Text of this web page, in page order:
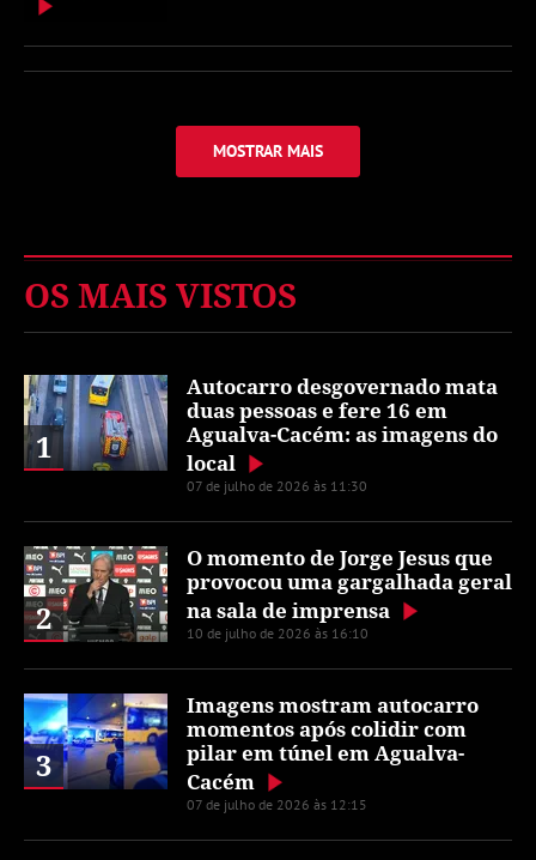
MOSTRAR MAIS
OS MAIS VISTOS
1
Autocarro desgovernado mata
duas pessoas e fere 16 em
Agualva-Cacém: as imagens do
local
07 de julho de 2026 às 11:30
2
O momento de Jorge Jesus que
provocou uma gargalhada geral
na sala de imprensa
10 de julho de 2026 às 16:10
3
Imagens mostram autocarro
momentos após colidir com
pilar em túnel em Agualva-
Cacém
07 de julho de 2026 às 12:15